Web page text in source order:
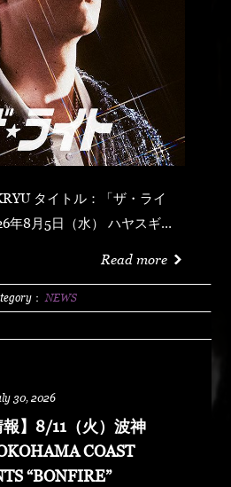
ザ・ライ
オウサマ
Read more
： NEWS
30, 2026
報】8/11（火）波神
COAST
“BONFIRE”